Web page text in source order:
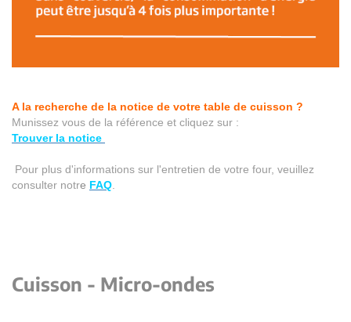
A la recherche de la notice de votre table de cuisson ?
Munissez vous de la référence et cliquez sur :
Trouver la notice
Pour plus d'informations sur l'entretien de votre four, veuillez
consulter notre FAQ
Cuisson - Micro-ondes